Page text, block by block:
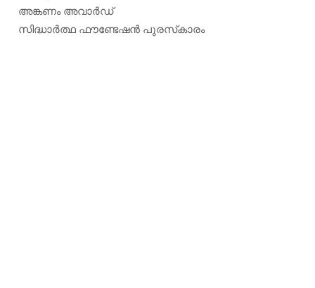
അങ്കണം അവാര്‍ഡ്
സിദ്ധാര്‍ത്ഥ ഫൗണ്ടേഷന്‍ പുരസ്‌കാരം